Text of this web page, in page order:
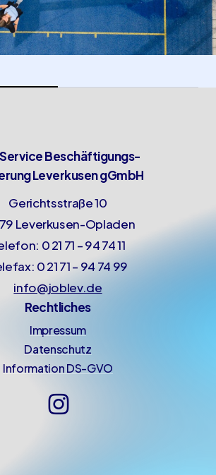
Service Beschäftigungs-
Leverkusen gGmbH
Gerichtsstraße 10
Leverkusen-Opladen
0 21 71 – 94 74 11
0 21 71 – 94 74 99
info@joblev.de
Rechtliches
Impressum
Datenschutz
Information DS-GVO